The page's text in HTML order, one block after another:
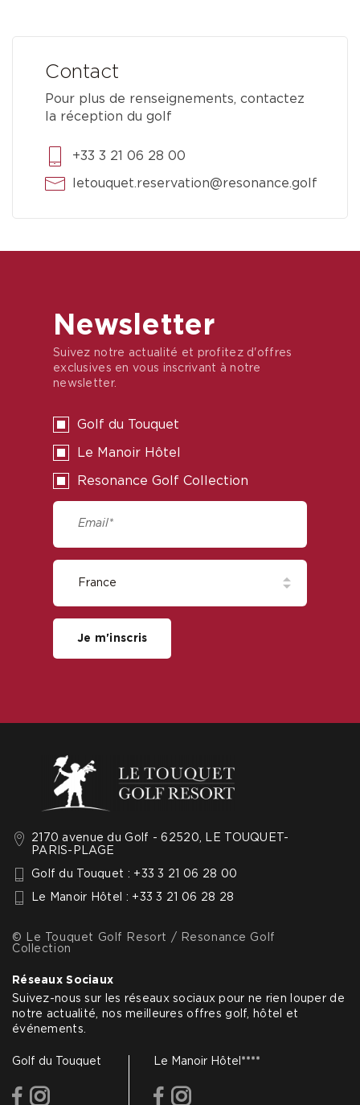
Contact
Pour plus de renseignements, contactez
la réception du golf
+33 3 21 06 28 00
letouquet.reservation@resonance.golf
2170 avenue du Golf - 62520, LE TOUQUET-
PARIS-PLAGE
Golf du Touquet : +33 3 21 06 28 00
Le Manoir Hôtel : +33 3 21 06 28 28
© Le Touquet Golf Resort / Resonance Golf
Collection
Réseaux Sociaux
Suivez-nous sur les réseaux sociaux pour ne rien louper de
notre actualité, nos meilleures offres golf, hôtel et
événements.
Golf du Touquet
facebook
Le Manoir Hôtel****
facebook
Newsletter
Suivez notre actualité et profitez d'offres
exclusives en vous inscrivant à notre
newsletter.
Golf du Touquet
Le Manoir Hôtel
Resonance Golf Collection
Je m'inscris